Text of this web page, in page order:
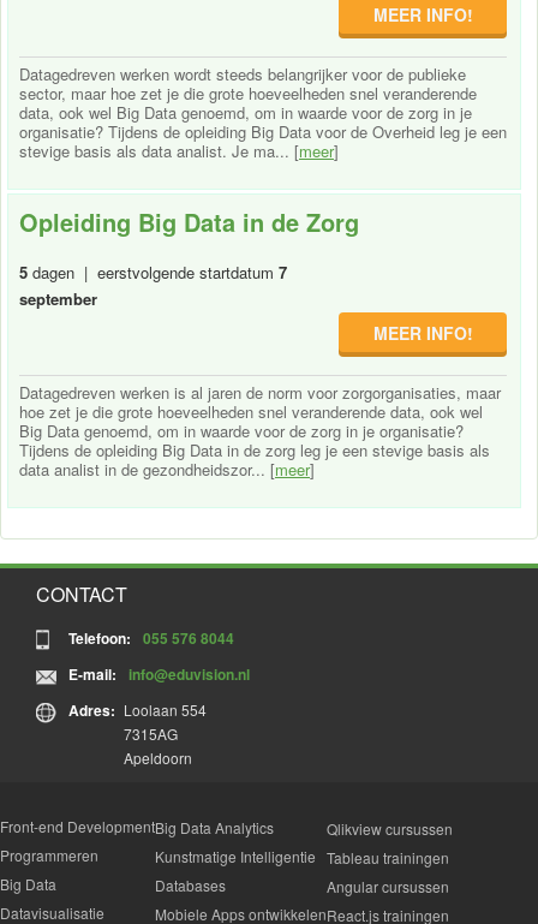
MEER INFO!
Datagedreven werken wordt steeds belangrijker voor de publieke
sector, maar hoe zet je die grote hoeveelheden snel veranderende
data, ook wel Big Data genoemd, om in waarde voor de zorg in je
organisatie? Tijdens de opleiding Big Data voor de Overheid leg je een
stevige basis als data analist. Je ma... [meer]
Opleiding Big Data in de Zorg
5 dagen | eerstvolgende startdatum 7
september
MEER INFO!
Datagedreven werken is al jaren de norm voor zorgorganisaties, maar
hoe zet je die grote hoeveelheden snel veranderende data, ook wel
Big Data genoemd, om in waarde voor de zorg in je organisatie?
Tijdens de opleiding Big Data in de zorg leg je een stevige basis als
data analist in de gezondheidszor... [meer]
CONTACT
Telefoon:
055 576 8044
E-mail:
info@eduvision.nl
Adres: Loolaan 554
7315AG
Apeldoorn
Front-end Development
Programmeren
Big Data
Datavisualisatie
Big Data Analytics
Kunstmatige Intelligentie
Databases
Mobiele Apps ontwikkelen
Qlikview cursussen
Tableau trainingen
Angular cursussen
React.js trainingen